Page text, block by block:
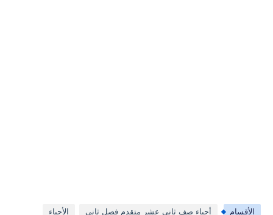
الأقسام أحياء صف ثاني عشر متقدم فصل ثاني الأحياء